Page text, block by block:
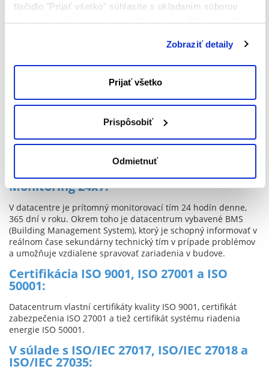
tlačidlo "Prijať všetko" súhlasíte s ukladaním súborov
cookie do vášho zariadenia. Kliknutím na "Odmietnuť"
Zobraziť detaily
Prijať všetko
Prispôsobiť
Odmietnuť
vybavená jednotkami Cisco Nexus 7000, ktoré sú
najvyspelejšie na trhu.
požiaru, používa sa inertný plyn, neškodný pre personál a
elektrické zariadenia. Ďalej je využívaný samostatný systém
pre detekciu netesností a záplav.
Budova je vybavená pancierovými dvermi a oknami, stenami
zabezpečenými proti šplhaniu, poplašným systémom proti
napojeným na dvojitý systém kontroly identifikácie. Navyše
nám monitorovací kamerový systém (CCTV) s viac než stovkou
kamier umožňuje sledovať celú budovu.
Monitoring 24x7:
V datacentre je prítomný monitorovací tím 24 hodín denne,
365 dní v roku. Okrem toho je datacentrum vybavené BMS
(Building Management System), ktorý je schopný informovať v
reálnom čase sekundárny technický tím v prípade problémov
a umožňuje vzdialene spravovať zariadenia v budove.
Certifikácia ISO 9001, ISO 27001 a ISO
50001:
Datacentrum vlastní certifikáty kvality ISO 9001, certifikát
zabezpečenia ISO 27001 a tiež certifikát systému riadenia
energie ISO 50001.
V súlade s ISO/IEC 27017, ISO/IEC 27018 a
ISO/IEC 27035: